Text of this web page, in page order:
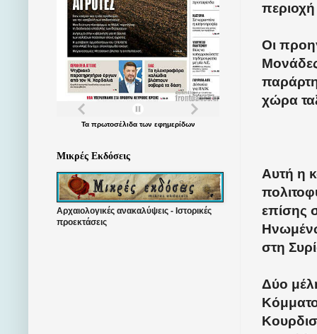
περιοχή
Οι
χώρα
Αυτή η
επίσης
στη
Δύο
Τα πρωτοσέλιδατων εφημερίδων
Μικρές Εκδόσεις
Αρχαιολογικές ανακαλύψεις - Ιστορικές
προεκτάσεις